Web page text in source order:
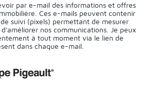
par e-mail des informations et offres
Ces e-mails peuvent contenir
suivi (pixels) permettant de mesurer
nos communications. Je peux
à tout moment via le lien de
dans chaque e-mail.